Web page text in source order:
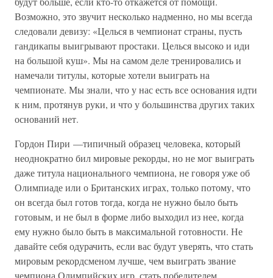
Возможно, это звучит несколько надменно, но мы всегда
следовали девизу: «Целься в чемпионат страны, пусть
гандикапы выигрывают простаки. Целься высоко и иди
на большой куш». Мы на самом деле тренировались и
намечали титулы, которые хотели выиграть на
чемпионате. Мы знали, что у нас есть все основания идти
к ним, протянув руки, и что у большинства других таких
оснований нет.
Гордон Пири —типичный образец человека, который
неоднократно бил мировые рекорды, но не мог выиграть
даже титула национального чемпиона, не говоря уже об
Олимпиаде или о Британских играх, только потому, что
он всегда был готов тогда, когда не нужно было быть
готовым, и не был в форме либо выходил из нее, когда
ему нужно было быть в максимальной готовности. Не
давайте себя одурачить, если вас будут уверять, что стать
мировым рекордсменом лучше, чем выиграть звание
чемпиона Олимпийских игр, стать победителем